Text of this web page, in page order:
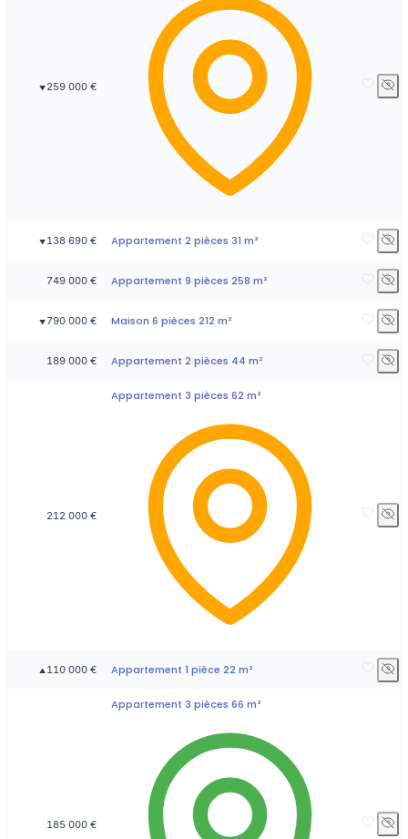
▼ 259 000 €
▼ 138 690 € Appartement 2 pièces 31 m²
749 000 € Appartement 9 pièces 258 m²
▼ 790 000 € Maison 6 pièces 212 m²
189 000 € Appartement 2 pièces 44 m²
212 000 €
Appartement 3 pièces 62 m²
▲ 110 000 € Appartement 1 pièce 22 m²
185 000 €
Appartement 3 pièces 66 m²